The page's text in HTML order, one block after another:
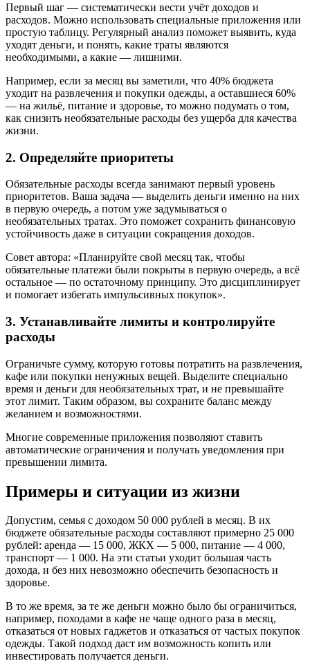
Первый шаг — систематически вести учёт доходов и
расходов. Можно использовать специальные приложения или
простую таблицу. Регулярный анализ поможет выявить, куда
уходят деньги, и понять, какие траты являются
необходимыми, а какие — лишними.
Например, если за месяц вы заметили, что 40% бюджета
уходит на развлечения и покупки одежды, а оставшиеся 60%
— на жильё, питание и здоровье, то можно подумать о том,
как снизить необязательные расходы без ущерба для качества
жизни.
2. Определяйте приоритеты
Обязательные расходы всегда занимают первый уровень
приоритетов. Ваша задача — выделить деньги именно на них
в первую очередь, а потом уже задумываться о
необязательных тратах. Это поможет сохранить финансовую
устойчивость даже в ситуации сокращения доходов.
Совет автора: «Планируйте свой месяц так, чтобы
обязательные платежи были покрыты в первую очередь, а всё
остальное — по остаточному принципу. Это дисциплинирует
и помогает избегать импульсивных покупок».
3. Устанавливайте лимиты и контролируйте
расходы
Ограничьте сумму, которую готовы потратить на развлечения,
кафе или покупки ненужных вещей. Выделите специально
время и деньги для необязательных трат, и не превышайте
этот лимит. Таким образом, вы сохраните баланс между
желанием и возможностями.
Многие современные приложения позволяют ставить
автоматические ограничения и получать уведомления при
превышении лимита.
Примеры и ситуации из жизни
Допустим, семья с доходом 50 000 рублей в месяц. В их
бюджете обязательные расходы составляют примерно 25 000
рублей: аренда — 15 000, ЖКХ — 5 000, питание — 4 000,
транспорт — 1 000. На эти статьи уходит большая часть
дохода, и без них невозможно обеспечить безопасность и
здоровье.
В то же время, за те же деньги можно было бы ограничиться,
например, походами в кафе не чаще одного раза в месяц,
отказаться от новых гаджетов и отказаться от частых покупок
одежды. Такой подход даст им возможность копить или
инвестировать получается деньги.